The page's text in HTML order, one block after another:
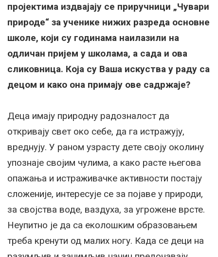
пројектима издвајају се приручници „Чувари
природе“ за ученике нижих разреда основне
школе, који су годинама наилазили на
одличан пријем у школама, а сада и ова
сликовница. Која су Ваша искуства у раду са
децом и како она примају ове садржаје?
Деца имају природну радозналост да
откривају свет око себе, да га истражују,
вреднују. У раном узрасту дете своју околину
упознаје својим чулима, а како расте његова
опажања и истраживачке активности постају
сложеније, интересује се за појаве у природи,
за својства воде, ваздуха, за угрожене врсте.
Неупитно је да са еколошким образовањем
треба кренути од малих ногу. Када се деци на